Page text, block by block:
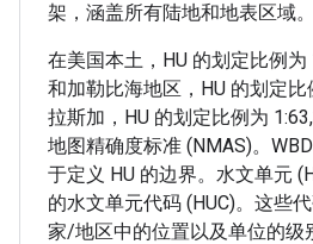
架，涵盖所有陆地和地表区域。
在美国本土，HU 的划定比例
和加勒比海地区，HU 的划定
拉斯加，HU 的划定比例为
地图精确度标准 (NMAS)。
于定义 HU 的边界。水文单元
的水文单元代码 (HUC)。这些
家/地区中的位置以及单位的级